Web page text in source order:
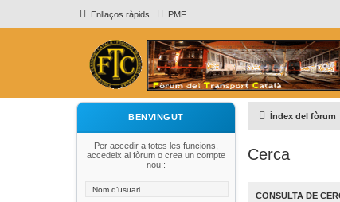
Enllaços ràpids PMF
BENVINGUT
Per accedir a totes les funcions,
accedeix al fòrum o crea un compte
nou::
Índex del fòrum
Cerca
CONSULTA DE